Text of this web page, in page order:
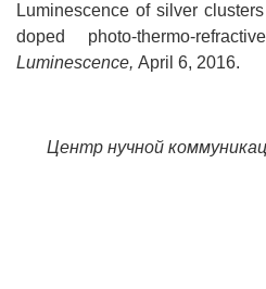
Luminescence of silver
doped photo-thermo-
Luminescence, April 6, 2016.
Центр нучной